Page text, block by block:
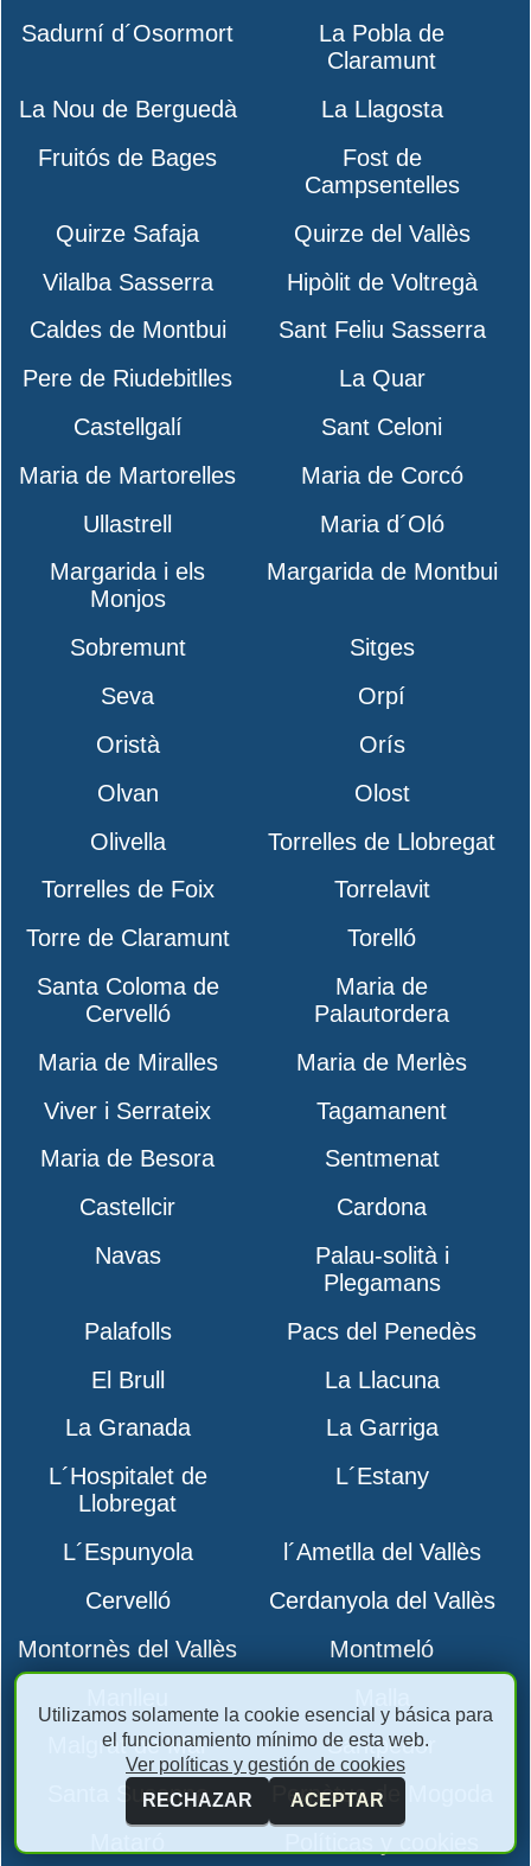
Sadurní d´Osormort
La Pobla de
Claramunt
La Nou de Berguedà
La Llagosta
Fruitós de Bages
Fost de
Campsentelles
Quirze Safaja
Quirze del Vallès
Vilalba Sasserra
Hipòlit de Voltregà
Caldes de Montbui
Sant Feliu Sasserra
Pere de Riudebitlles
La Quar
Castellgalí
Sant Celoni
Maria de Martorelles
Maria de Corcó
Ullastrell
Maria d´Oló
Margarida i els
Monjos
Margarida de Montbui
Sobremunt
Sitges
Seva
Orpí
Oristà
Orís
Olvan
Olost
Olivella
Torrelles de Llobregat
Torrelles de Foix
Torrelavit
Torre de Claramunt
Torelló
Santa Coloma de
Cervelló
Maria de
Palautordera
Maria de Miralles
Maria de Merlès
Viver i Serrateix
Tagamanent
Maria de Besora
Sentmenat
Castellcir
Cardona
Navas
Palau-solità i
Plegamans
Palafolls
Pacs del Penedès
El Brull
La Llacuna
La Granada
La Garriga
L´Hospitalet de
Llobregat
L´Estany
L´Espunyola
l´Ametlla del Vallès
Cervelló
Cerdanyola del Vallès
Montornès del Vallès
Montmeló
Malgrat de Mar
Santpedor
Santa Susanna
Perpètua de Mogoda
Utilizamos solamente la cookie esencial y básica para
el funcionamiento mínimo de esta web.
Ver políticas y gestión de cookies
RECHAZAR
ACEPTAR